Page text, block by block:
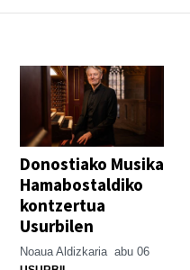
Donostiako Musika
Hamabostaldiko
kontzertua
Usurbilen
Noaua Aldizkaria abu 06